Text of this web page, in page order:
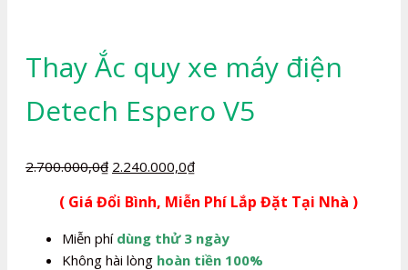
Thay Ắc quy xe máy điện
Detech Espero V5
2.700.000,0₫ Giá
là:
2.700.000,0₫.
2.240.000,0₫Giá
tại
2.240.000,0₫.
( Giá Đổi Bình, Miễn Phí Lắp Đặt Tại Nhà )
Miễn phí dùng thử 3 ngày
Không hài lòng hoàn tiền 100%